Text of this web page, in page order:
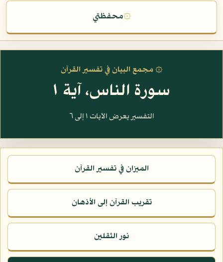
۞محفظتي
۞ مجمع البيان في تفسير القرآن
سورة الناس، آية ١
التفسير يعرض الآيات ١ إلى ٦
الميزان في تفسير القرآن
تقريب القرآن إلى الأذهان
نور الثقلين